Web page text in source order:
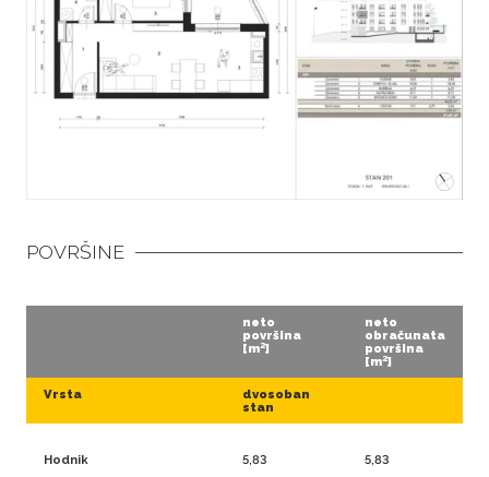
POVRŠINE
neto
površina
[m²]
neto
obračunata
površina
[m²]
Vrsta
dvosoban
stan
Hodnik 5,83 5,83